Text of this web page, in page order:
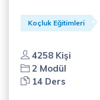
Koçluk Eğitimleri
4258 Kişi
2 Modül
14 Ders